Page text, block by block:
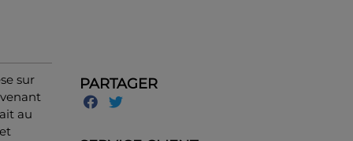
sur
au
PARTAGER